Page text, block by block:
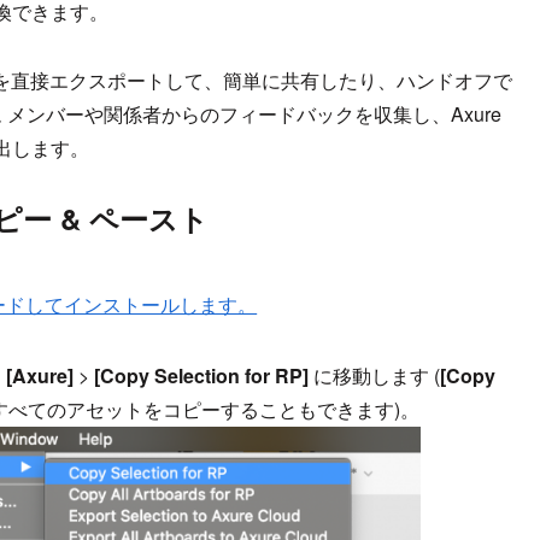
きます。
接エクスポートして、簡単に共有したり、ハンドオフで
ンバーや関係者からのフィードバックを収集し、Axure
ます。
ー & ペースト
してインストールします。
[Axure] > [Copy Selection for RP] に移動します ([Copy
てのアセットをコピーすることもできます)。